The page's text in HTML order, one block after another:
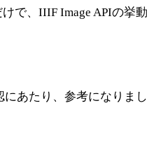
で、IIIF Image APIの挙
あたり、参考になりま